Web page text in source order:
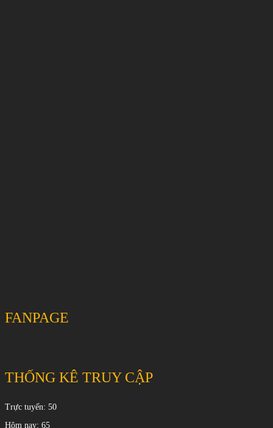
FANPAGE
THỐNG KÊ TRUY CẬP
Trực tuyến: 50
Hôm nay: 65